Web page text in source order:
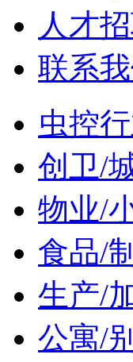
人才
联系
虫控
创卫/
物业/
食品/
生产/
公寓/